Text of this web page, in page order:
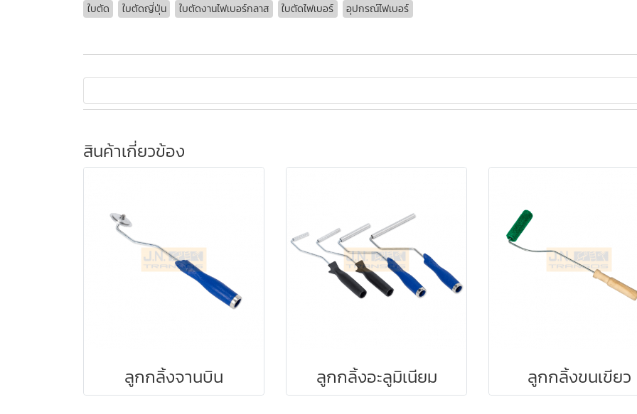
ใบตัด ใบตัดญี่ปุ่น ใบตัดงานไฟเบอร์กลาส ใบตัดไฟเบอร์ อุปกรณ์ไฟเบอร์
สินค้าเกี่ยวข้อง
ลูกกลิ้งจานบิน ลูกกลิ้งอะลูมิเนียม ลูกกลิ้งขนเขียว